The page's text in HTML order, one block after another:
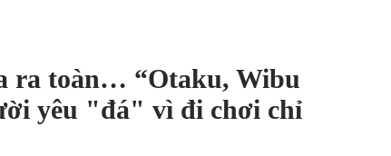
ra toàn… “Otaku, Wibu
yêu "đá" vì đi chơi chỉ